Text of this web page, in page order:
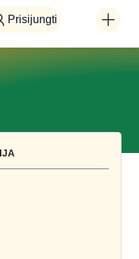
Prisijungti